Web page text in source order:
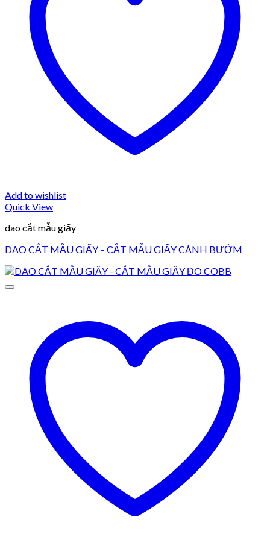
Add to wishlist
Quick View
dao cắt mẫu giấy
DAO CẮT MẪU GIẤY – CẮT MẪU GIẤY CÁNH BƯỚM